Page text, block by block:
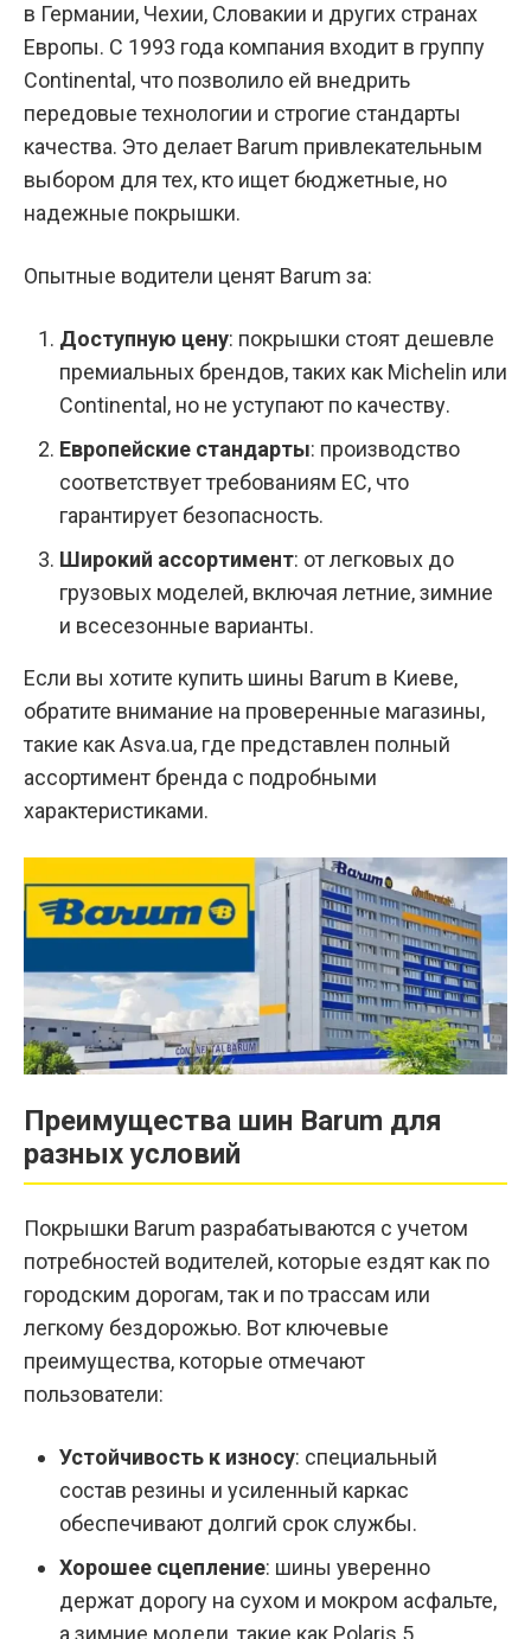
в Германии, Чехии, Словакии и других странах
Европы. С 1993 года компания входит в группу
Continental, что позволило ей внедрить
передовые технологии и строгие стандарты
качества. Это делает Barum привлекательным
выбором для тех, кто ищет бюджетные, но
надежные покрышки.
Опытные водители ценят Barum за:
Доступную цену: покрышки стоят дешевле
премиальных брендов, таких как Michelin или
Continental, но не уступают по качеству.
Европейские стандарты: производство
соответствует требованиям ЕС, что
гарантирует безопасность.
Широкий ассортимент: от легковых до
грузовых моделей, включая летние, зимние
и всесезонные варианты.
Если вы хотите купить шины Barum в Киеве,
обратите внимание на проверенные магазины,
такие как Asva.ua, где представлен полный
ассортимент бренда с подробными
характеристиками.
Преимущества шин Barum для
разных условий
Покрышки Barum разрабатываются с учетом
потребностей водителей, которые ездят как по
городским дорогам, так и по трассам или
легкому бездорожью. Вот ключевые
преимущества, которые отмечают
пользователи:
Устойчивость к износу: специальный
состав резины и усиленный каркас
обеспечивают долгий срок службы.
Хорошее сцепление: шины уверенно
держат дорогу на сухом и мокром асфальте,
а зимние модели, такие как Polaris 5,